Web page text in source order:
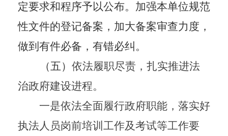
定要求和程序予以公布。加强本单位规范
性文件的登记备案，加大备案审查力度，
做到有件必备，有错必纠。
（五） 依法履职尽责，扎实推进法
治政府建设进程。
一是依法全面履行政府职能，落实好
执法人员岗前培训工作及考试等工作要